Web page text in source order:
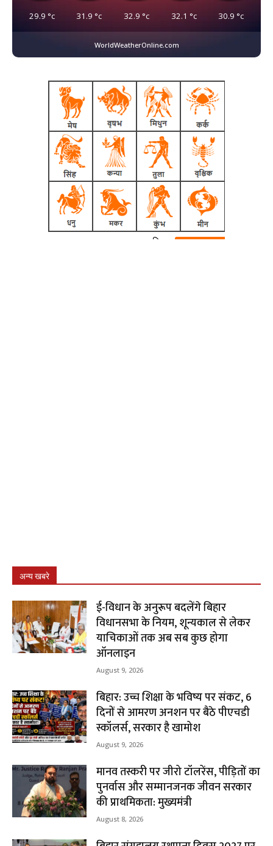
29.9 °c 31.9 °c 32.9 °c 32.1 °c 30.9 °c
WorldWeatherOnline.com
अन्य खबरे
ई-विधान के अनुरूप बदलेंगे बिहार
विधानसभा के नियम, शून्यकाल से लेकर
याचिकाओं तक अब सब कुछ होगा
ऑनलाइन
August 9, 2026
बिहार: उच्च शिक्षा के भविष्य पर संकट, 6
दिनों से आमरण अनशन पर बैठे पीएचडी
स्कॉलर्स, सरकार है खामोश
August 9, 2026
मानव तस्करी पर जीरो टॉलरेंस, पीड़ितों का
पुनर्वास और सम्मानजनक जीवन सरकार
की प्राथमिकता: मुख्यमंत्री
August 8, 2026